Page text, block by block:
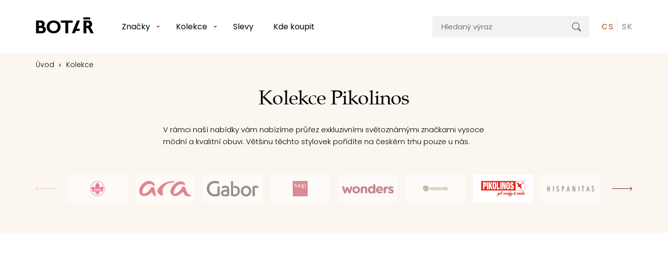
CS SK
Značky Kolekce Slevy Kde koupit
Úvod Kolekce
Kolekce Pikolinos
V rámci naší nabídky vám nabízíme průřez exkluzivními světoznámými značkami vysoce
módní a kvalitní obuvi. Většinu těchto stylovek pořídíte na českém trhu pouze u nás.